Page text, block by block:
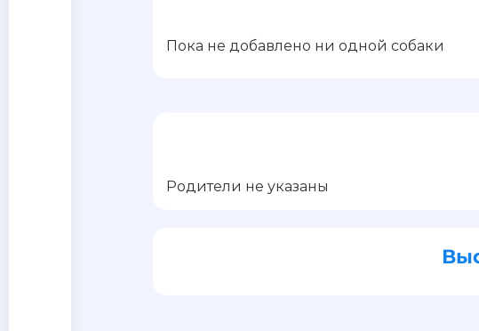
Пока не добавлено ни одной собаки
Родители не указаны